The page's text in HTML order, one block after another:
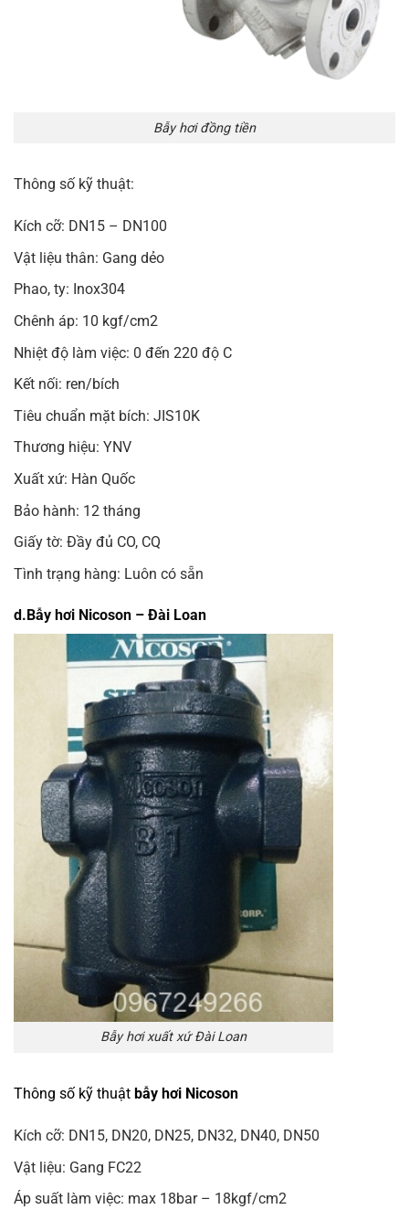
Bẫy hơi đồng tiền
Thông số kỹ thuật:
Kích cỡ: DN15 – DN100
Vật liệu thân: Gang dẻo
Phao, ty: Inox304
Chênh áp: 10 kgf/cm2
Nhiệt độ làm việc: 0 đến 220 độ C
Kết nối: ren/bích
Tiêu chuẩn mặt bích: JIS10K
Thương hiệu: YNV
Xuất xứ: Hàn Quốc
Bảo hành: 12 tháng
Giấy tờ: Đầy đủ CO, CQ
Tình trạng hàng: Luôn có sẵn
d.Bẫy hơi Nicoson – Đài Loan
Bẫy hơi xuất xứ Đài Loan
Thông số kỹ thuật bẫy hơi Nicoson
Kích cỡ: DN15, DN20, DN25, DN32, DN40, DN50
Vật liệu: Gang FC22
Áp suất làm việc: max 18bar – 18kgf/cm2